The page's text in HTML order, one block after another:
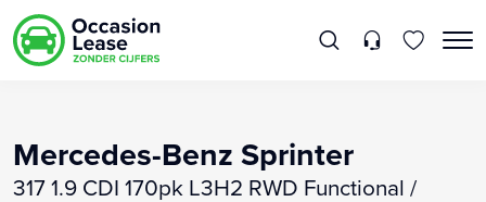
Mercedes-Benz Sprinter
317 1.9 CDI 170pk L3H2 RWD Functional /